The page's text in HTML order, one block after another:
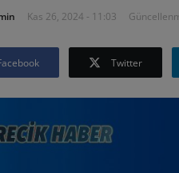
Kas 26, 2024 - 11:03
Twitter